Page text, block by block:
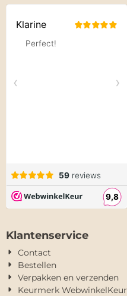
Klantenservice
Contact
Bestellen
Verpakken en verzenden
Keurmerk WebwinkelKeur